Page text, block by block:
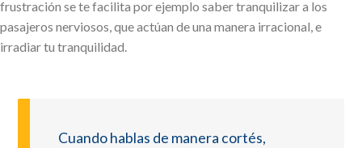
frustración se te facilita por ejemplo saber tranquilizar a los
pasajeros nerviosos, que actúan de una manera irracional, e
irradiar tu tranquilidad.
Cuando hablas de manera cortés,